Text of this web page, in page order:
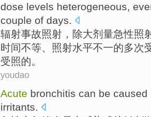
dose levels heterogeneous,
couple of days.
辐射事故照射 ， 除大剂量急性照
时间不等、照射水平不一的多次
受照的。
youdao
Acute bronchitis can be caused
irritants.